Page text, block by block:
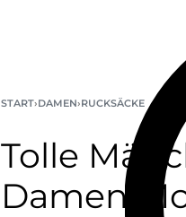
START›DAMEN›RUCKSÄCKE
Tolle
Damen